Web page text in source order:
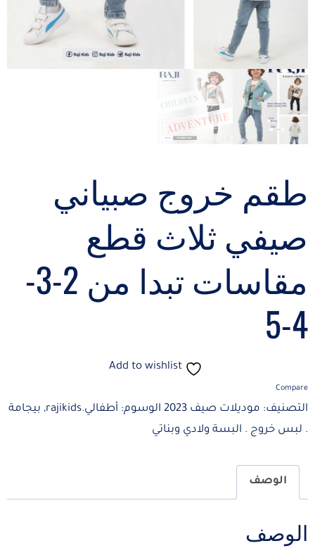
طقم خروج صبياني
صيفي ثلاث قطع
مقاسات تبدا من 2-3-
4-5
Add to wishlist
Compare
التصنيف: موديلات صيف 2023 الوسوم: أطفالي.rajikids , بيجامة
. لبس خروج . البسة ولادي وبناتي
الوصف
الوصف